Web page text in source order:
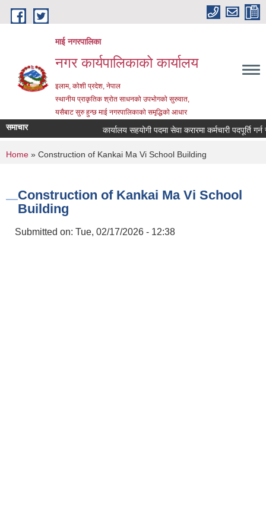
Skip to main content
माई नगरपालिका
नगर कार्यपालिकाको कार्यालय
इलाम, कोशी प्रदेश, नेपाल
स्थानीय प्राकृतिक श्रोत साधनको उपभोगको सुरुवात,
यसैबाट सुरु हुन्छ माई नगरपालिकाको समृद्धिको आधार
समाचार कार्यालय सहयोगी पदमा सेवा करारमा कर्मचारी पदपूर्ति गर्न
You are here
Home » Construction of Kankai Ma Vi School Building
Construction of Kankai Ma Vi School
Building
Submitted on: Tue, 02/17/2026 - 12:38